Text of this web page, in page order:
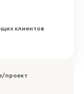
клиентов
проект